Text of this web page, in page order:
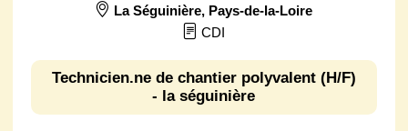
La Séguinière, Pays-de-la-Loire
CDI
Technicien.ne de chantier polyvalent (H/F)
- la séguinière